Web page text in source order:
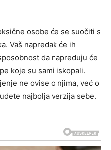
osobe će se suočiti s
Vaš napredak će ih
da napreduju će
koje su sami iskopali.
ne ovise o njima, već o
najbolja verzija sebe.